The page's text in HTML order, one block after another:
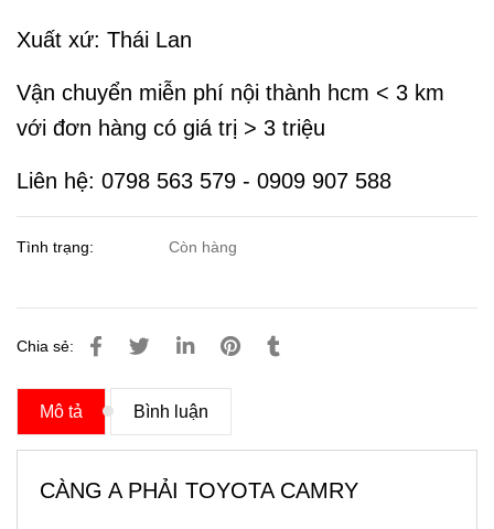
Xuất xứ: Thái Lan
Vận chuyển miễn phí nội thành hcm < 3 km
với đơn hàng có giá trị > 3 triệu
Liên hệ: 0798 563 579 - 0909 907 588
Tình trạng: Còn hàng
Chia sẻ:
Mô tả Bình luận
CÀNG A PHẢI TOYOTA CAMRY